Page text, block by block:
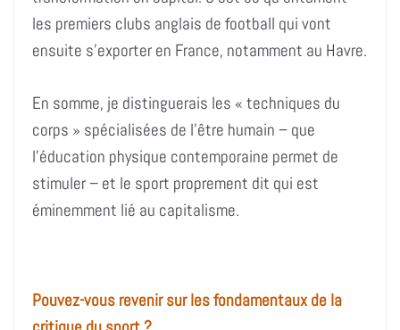
les premiers clubs anglais de football qui vont
ensuite s’exporter en France, notamment au Havre.
En somme, je distinguerais les « techniques du
corps » spécialisées de l’être humain – que
l’éducation physique contemporaine permet de
stimuler – et le sport proprement dit qui est
éminemment lié au capitalisme.
Pouvez-vous revenir sur les fondamentaux de la